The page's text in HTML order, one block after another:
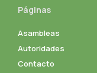
Páginas
Asambleas
Autoridades
Contacto